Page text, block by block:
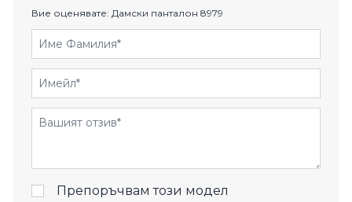
Вие оценявате: Дамски панталон 8979
Име Фамилия
Имейл
Отзиви
Препоръчвам този модел